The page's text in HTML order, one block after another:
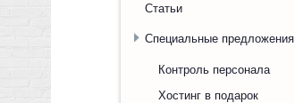
Статьи
Специальные предложения
Контроль персонала
Хостинг в подарок